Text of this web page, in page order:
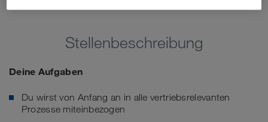
Stellenbeschreibung
Deine Aufgaben
Du wirst von Anfang an in alle vertriebsrelevanten
Prozesse miteinbezogen